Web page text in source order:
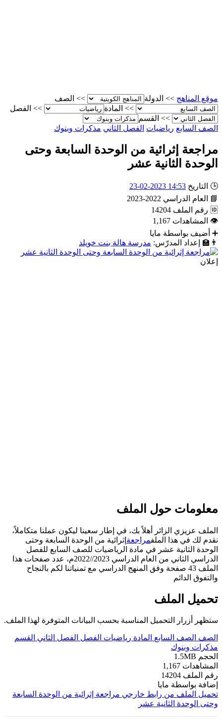
موقع المناهج >> الدولة >>
الصف
>>
المادة >>
الفصل
>>
القسم
الصف السابع رياضيات الفصل الثاني مذكرات وبنوك
مراجعة إثرائية من الوحدة السابعة وحتى
الوحدة الثانية عشر
🕒 التاريخ 14:53 2023-02-23
📘
العام الدراسي 2022-2023
🆔 رقم الملف 14204
👁
المشاهدات 1,167
➕
أضيف بواسطة مايا
👨‍🏫
إعداد المدرّس: مدرسة هالة بنت خويلد
إعلان
معلومات حول الملف
الملف عزيزي الزائر أهلاً بك، في إطار سعينا ليكون عملنا متكاملاً،
نقدم لك في هذا الملفمراجعةإثرائية من الوحدة السابعة وحتى
الوحدة الثانية عشر في مادة الرياضيات للصف السابع للفصل
الدراسي الثاني من العام الدراسي 2023//2022م، عدد صفحات هذا
الملف 43 صفحة وفق المنهج الدراسي مع تمنياتنا لكم بالنجاح
والتفوق الدائم
تحميل الملف
ستظهر أزرار التحميل المناسبة بحسب البيانات المتوفرة لهذا الملف.
الصف الصف السابع المادة رياضيات الفصل الفصل الثاني
القسم
مذكرات وبنوك
الحجم 1.5MB
المشاهدات 1,167
رقم الملف 14204
إضافة بواسطة مايا
تحميل الملف من رابط خارجي مراجعة إثرائية من الوحدة السابعة
وحتى الوحدة الثانية عشر